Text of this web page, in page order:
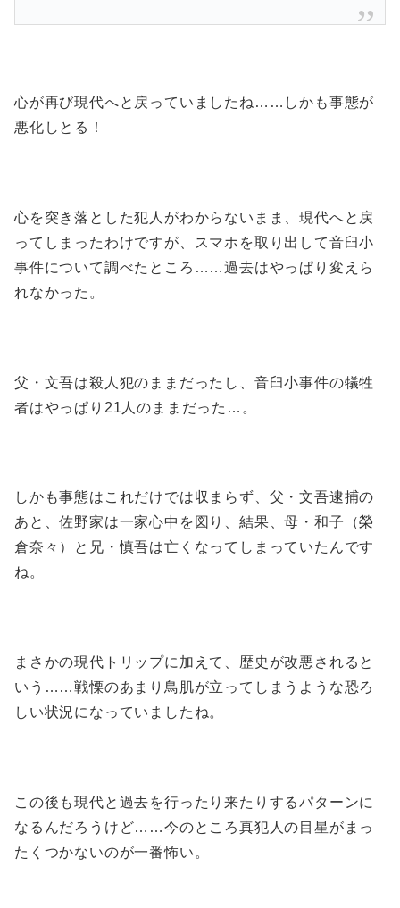
心が再び現代へと戻っていましたね……しかも事態が
悪化しとる！
心を突き落とした犯人がわからないまま、現代へと戻
ってしまったわけですが、スマホを取り出して音臼小
事件について調べたところ……過去はやっぱり変えら
れなかった。
父・文吾は殺人犯のままだったし、音臼小事件の犠牲
者はやっぱり21人のままだった…。
しかも事態はこれだけでは収まらず、父・文吾逮捕の
あと、佐野家は一家心中を図り、結果、母・和子（榮
倉奈々）と兄・慎吾は亡くなってしまっていたんです
ね。
まさかの現代トリップに加えて、歴史が改悪されると
いう……戦慄のあまり鳥肌が立ってしまうような恐ろ
しい状況になっていましたね。
この後も現代と過去を行ったり来たりするパターンに
なるんだろうけど……今のところ真犯人の目星がまっ
たくつかないのが一番怖い。